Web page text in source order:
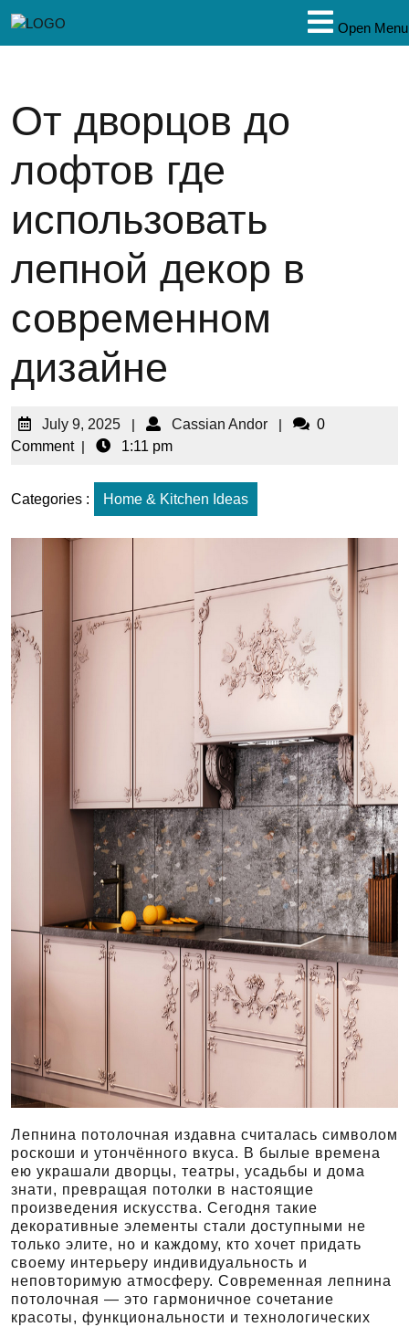
Open Menu
От дворцов до
лофтов где
использовать
лепной декор в
современном
дизайне
July 9, 2025 | Cassian Andor |
0
Comment | 1:11 pm
Categories : Home & Kitchen Ideas
Лепнина потолочная издавна считалась символом
роскоши и утончённого вкуса. В былые времена
ею украшали дворцы, театры, усадьбы и дома
знати, превращая потолки в настоящие
произведения искусства. Сегодня такие
декоративные элементы стали доступными не
только элите, но и каждому, кто хочет придать
своему интерьеру индивидуальность и
неповторимую атмосферу. Современная лепнина
потолочная — это гармоничное сочетание
красоты, функциональности и технологических